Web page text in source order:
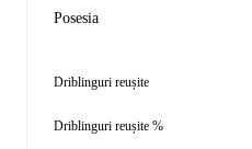
Posesia
Driblinguri reușite
Driblinguri reușite %